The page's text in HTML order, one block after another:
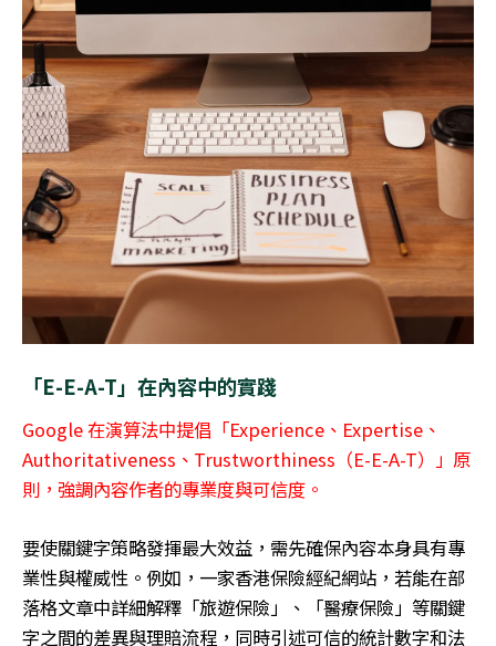
「E-E-A-T」在內容中的實踐
Google在演算法中提倡「Experience 、 Expertise 、
Authoritativeness 、 Trustworthiness （E-E-A-T）」原
則，強調內容作者的專業度與可信度。
要使關鍵字策略發揮最大效益，需先確保內容本身具有專
業性與權威性。例如，一家香港保險經紀網站，若能在部
落格文章中詳細解釋「旅遊保險」、「醫療保險」等關鍵
字之間的差異與理賠流程，同時引述可信的統計數字和法